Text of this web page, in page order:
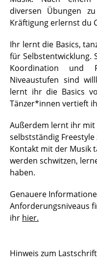
Differenzierung
Feedback
Verletzt im HSP -
Versicherungen im
diversen Übungen
Kräftigung erlernst du
Ihr lernt die Basics,
für Selbstentwicklung.
Koordination und
Niveaustufen sind
lernt ihr die Basics
Tänzer*innen vertieft
Außerdem lernt ihr mit
selbstständig
Kontakt mit der Musik
werden schwitzen,
haben.
Genauere
Anforderungsniveaus
ihr hier.
Hinweis zum